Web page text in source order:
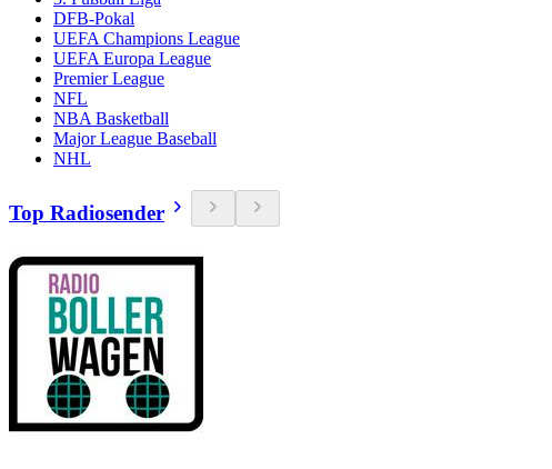
DFB-Pokal
UEFA Champions League
UEFA Europa League
Premier League
NFL
NBA Basketball
Major League Baseball
NHL
Top Radiosender